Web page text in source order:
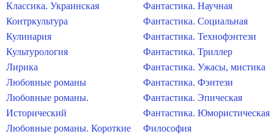
Классика. Украинская
Контркультура
Кулинария
Культурология
Лирика
Любовные романы
Любовные романы.
Исторический
Любовные романы. Короткие
Фантастика. Научная
Фантастика. Социальная
Фантастика. Технофэнтези
Фантастика. Триллер
Фантастика. Ужасы, мистика
Фантастика. Фэнтези
Фантастика. Эпическая
Фантастика. Юмористическая
Философия